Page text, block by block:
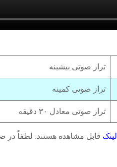
تراز صوتی بیشینه
تراز صوتی کمینه
تراز صوتی معادل ۳۰ دقیقه
لینک قابل مشاهده هستند. لطفاً در